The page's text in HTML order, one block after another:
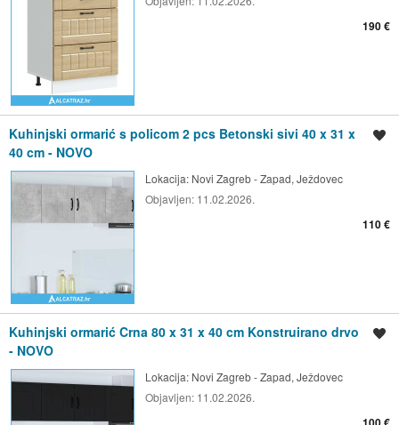
190 €
Kuhinjski ormarić s policom 2 pcs Betonski sivi 40 x 31 x
40 cm - NOVO
Lokacija: Novi Zagreb - Zapad, Ježdovec
Objavljen: 11.02.2026.
110 €
Kuhinjski ormarić Crna 80 x 31 x 40 cm Konstruirano drvo
- NOVO
Lokacija: Novi Zagreb - Zapad, Ježdovec
Objavljen: 11.02.2026.